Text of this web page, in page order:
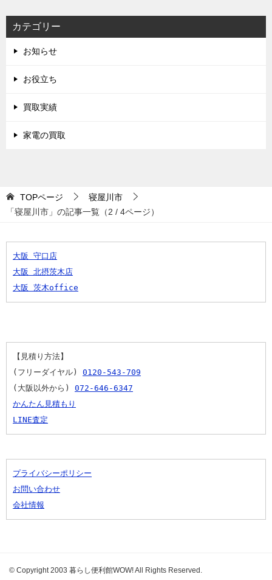
カテゴリー
お知らせ
お役立ち
買取実績
家電の買取
TOPページ
寝屋川市
「寝屋川市」の記事一覧（2 / 4ページ）
大阪 守口店
大阪 北摂茨木店
大阪 茨木office
【見積り方法】
(フリーダイヤル) 0120-543-709
(大阪以外から) 072-646-6347
かんたん見積もり
LINE査定
プライバシーポリシー
お問い合わせ
会社情報
© Copyright 2003 暮らし便利館WOW! All Rights Reserved.